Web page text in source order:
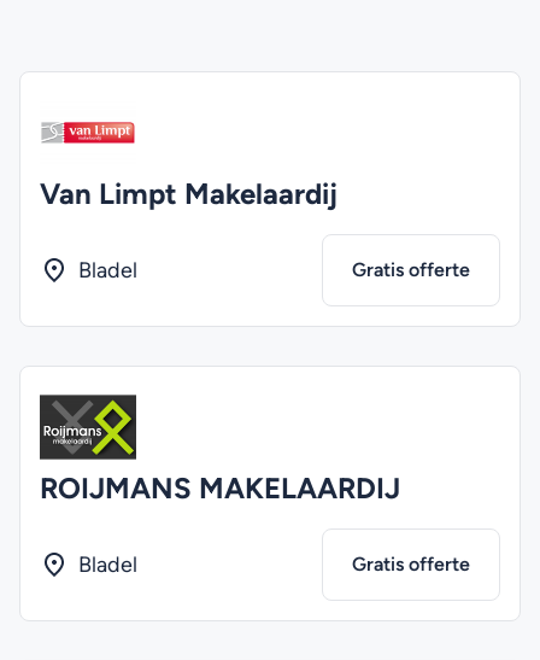
Van Limpt Makelaardij
Bladel Gratis offerte
ROIJMANS MAKELAARDIJ
Bladel Gratis offerte